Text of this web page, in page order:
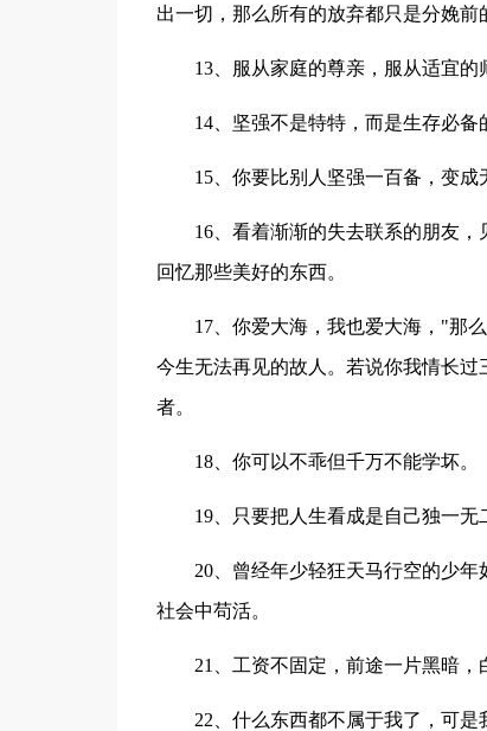
出一切，那么所有的放弃都只是分娩前
13、服从家庭的尊亲，服从适宜的
14、坚强不是特特，而是生存必备
15、你要比别人坚强一百备，变成
16、看着渐渐的失去联系的朋友
回忆那些美好的东西。
17、你爱大海，我也爱大海，"那
今生无法再见的故人。若说你我情长
者。
18、你可以不乖但千万不能学坏。
19、只要把人生看成是自己独一无
20、曾经年少轻狂天马行空的少
社会中苟活。
21、工资不固定，前途一片黑暗
22、什么东西都不属于我了，可